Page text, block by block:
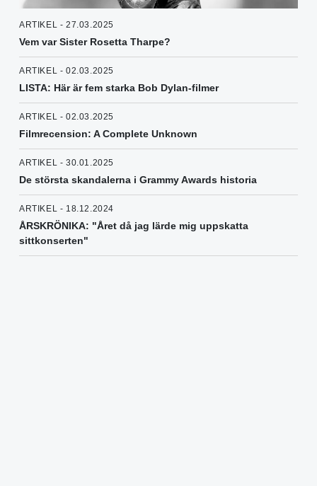
ARTIKEL - 27.03.2025
Vem var Sister Rosetta Tharpe?
ARTIKEL - 02.03.2025
LISTA: Här är fem starka Bob Dylan-filmer
ARTIKEL - 02.03.2025
Filmrecension: A Complete Unknown
ARTIKEL - 30.01.2025
De största skandalerna i Grammy Awards historia
ARTIKEL - 18.12.2024
ÅRSKRÖNIKA: "Året då jag lärde mig uppskatta
sittkonserten"